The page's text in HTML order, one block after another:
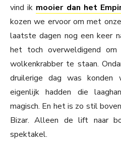
vind ik mooier dan het
kozen we ervoor om met
laatste dagen nog een keer
het toch overweldigend om
wolkenkrabber te staan.
druilerige dag was
eigenlijk hadden die
magisch. En het is zo stil
Bizar. Alleen de lift naar
spektakel.